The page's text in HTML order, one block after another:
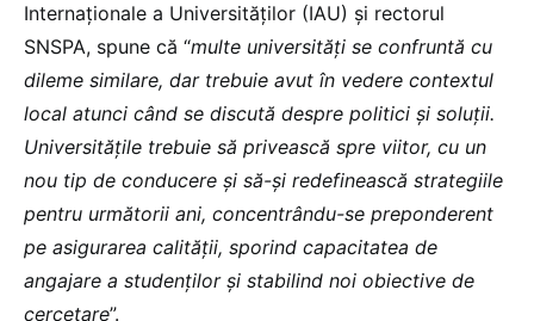
Internaționale a Universităților (IAU) și rectorul
SNSPA, spune că “multe universități se confruntă cu
dileme similare, dar trebuie avut în vedere contextul
local atunci când se discută despre politici și soluții.
Universitățile trebuie să privească spre viitor, cu un
nou tip de conducere și să-și redefinească strategiile
pentru următorii ani, concentrându-se preponderent
pe asigurarea calității, sporind capacitatea de
angajare a studenților și stabilind noi obiective de
cercetare”.